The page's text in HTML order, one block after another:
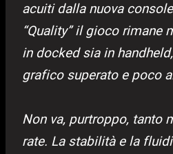
acuiti dalla nuova
“Quality” il gioco rimane
in docked sia in
grafico superato e poco
Non va, purtroppo, tanto
rate. La stabilità e la